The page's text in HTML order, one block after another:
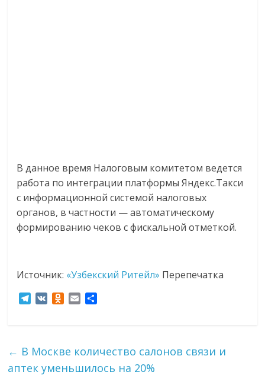
В данное время Налоговым комитетом ведется
работа по интеграции платформы Яндекс.Такси
с информационной системой налоговых
органов, в частности — автоматическому
формированию чеков с фискальной отметкой.
Источник: «Узбекский Ритейл» Перепечатка
T
g
r
a
O
l
a
в
и
← В Москве количество салонов связи и
аптек уменьшилось на 20%